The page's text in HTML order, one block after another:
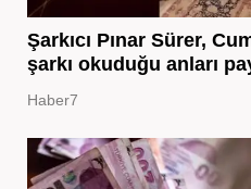
Şarkıcı Pınar Sürer,
şarkı okuduğu anları
Haber7